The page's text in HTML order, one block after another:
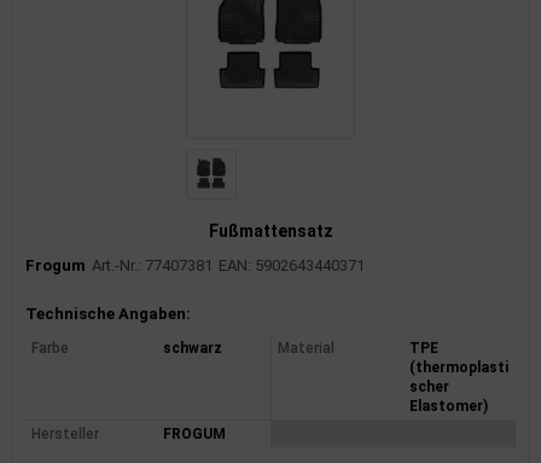
Fußmattensatz
Frogum Art.-Nr.: 77407381 EAN: 5902643440371
Produktinformationen
Technische Angaben:
Farbe schwarz Material
TPE
(thermoplasti
scher
Elastomer)
Hersteller
FROGUM